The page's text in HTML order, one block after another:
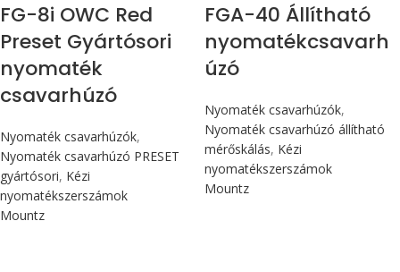
FG-8i OWC Red
Preset Gyártósori
nyomaték
csavarhúzó
Nyomaték csavarhúzók,
Nyomaték csavarhúzó PRESET
gyártósori, Kézi
nyomatékszerszámok
Mountz
FGA-40 Állítható
nyomatékcsavarh
úzó
Nyomaték csavarhúzók,
Nyomaték csavarhúzó állítható
mérőskálás, Kézi
nyomatékszerszámok
Mountz